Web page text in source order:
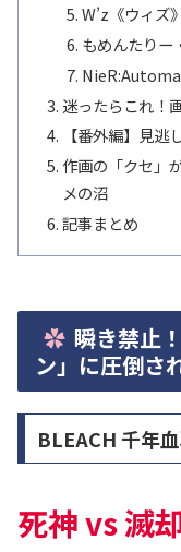
W’z《ウィズ》
もめんたりー
迷ったらこれ！
【番外編】見逃
作画の「クセ」
メの沼
記事まとめ
瞬き禁止
ン」に圧倒さ
BLEACH 千年
死神 vs 滅